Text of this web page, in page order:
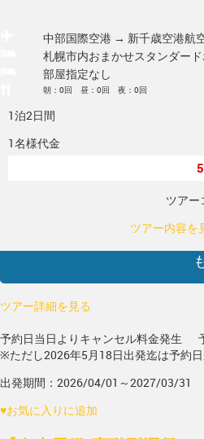
中部国際空港 → 新千歳空港航
札幌市内おまかせスタンダー
部屋指定なし
朝：0回 昼：0回 夜：0回
1泊2日間
1名様代金
ツアー
ツアー内容を
ツアー詳細を見る
予約日当日よりキャンセル料金発生
※ただし2026年5月18日出発迄は予約
出発期間：2026/04/01～2027/03/31
♥お気に入りに追加